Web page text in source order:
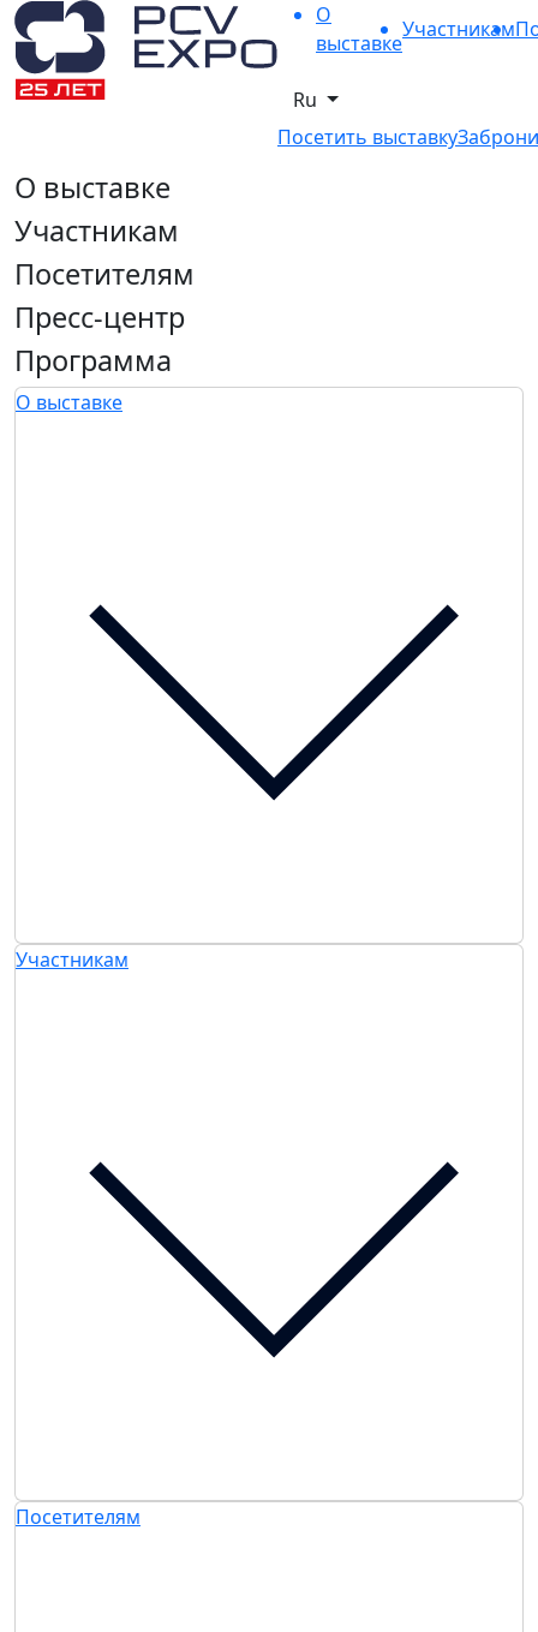
О
выставке
Участникам
Ru
Посетить выставку
О выставке
Участникам
Посетителям
Пресс-центр
Программа
О выставке
Участникам
Посетителям